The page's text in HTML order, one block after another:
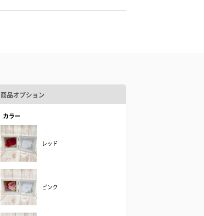
商品オプション
カラー
レッド
ピンク